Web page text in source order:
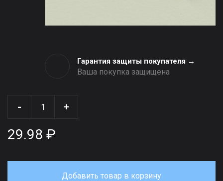
Гарантия защиты покупателя →
Ваша покупка защищена
- +
29.98 ₽
Добавить товар в корзину